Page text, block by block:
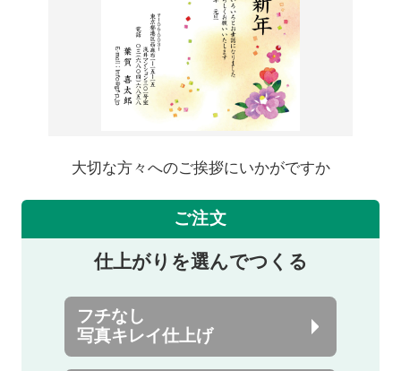
大切な方々へのご挨拶にいかがですか
ご注文
仕上がりを選んでつくる
フチなし
写真キレイ仕上げ